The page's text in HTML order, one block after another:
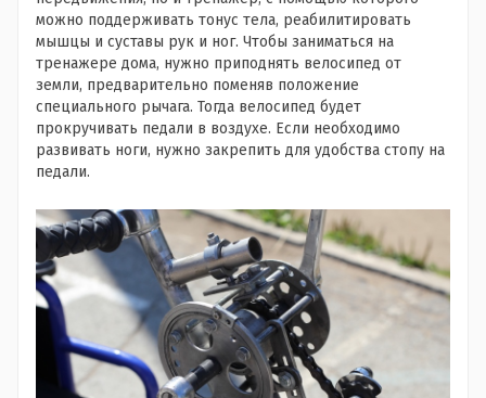
можно поддерживать тонус тела, реабилитировать
мышцы и суставы рук и ног. Чтобы заниматься на
тренажере дома, нужно приподнять велосипед от
земли, предварительно поменяв положение
специального рычага. Тогда велосипед будет
прокручивать педали в воздухе. Если необходимо
развивать ноги, нужно закрепить для удобства стопу на
педали.